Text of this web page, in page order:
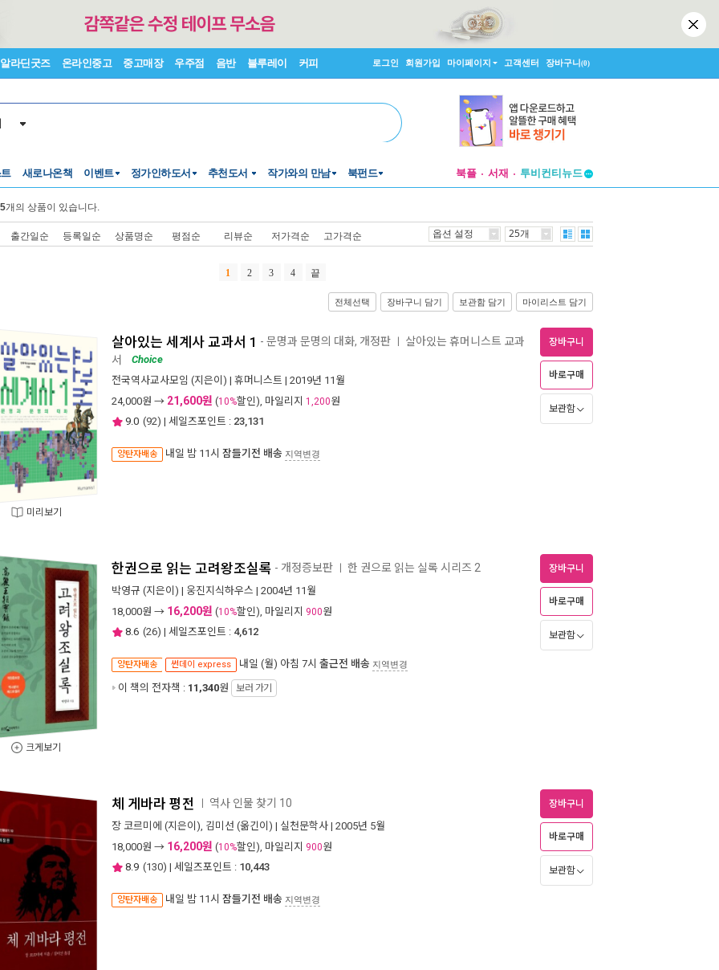
알라딘굿즈 온라인중고 중고매장 우주점 음반 블루레이 커피 로그인 회원가입 마이페이지 고객센터 장바구니(0)
새로나온책 이벤트 정가인하도서 추천도서 작가와의 만남 북펀드 북플 서재
창작플랫폼
개의 상품이 있습니다.
출간일순 등록일순 상품명순 평점순 리뷰순 저가격순 고가격순 옵션 설정 25개
1 2 3 4 끝
전체선택 장바구니 담기 보관함 담기 마이리스트 담기
미리보기
살아있는 세계사 교과서 1 - 문명과 문명의 대화, 개정판 살아있는 휴머니스트 교과
서
Choice
전국역사교사모임 (지은이) | 휴머니스트 | 2019년 11월
24,000원 → 21,600원 (10%할인), 마일리지 1,200원
9.0 (92) | 세일즈포인트 : 23,131
양탄자배송 내일 밤 11시 잠들기전 배송 지역변경
장바구니
바로구매
보관함
크게보기
한권으로 읽는 고려왕조실록 - 개정증보판 한 권으로 읽는 실록 시리즈 2
박영규 (지은이) | 웅진지식하우스 | 2004년 11월
18,000원 → 16,200원 (10%할인), 마일리지 900원
8.6 (26) | 세일즈포인트 : 4,612
양탄자배송 썬데이 express 내일 (월) 아침 7시 출근전 배송 지역변경
이 책의 전자책 : 11,340원 보러 가기
장바구니
바로구매
보관함
체 게바라 평전 역사 인물 찾기 10
장 코르미에 (지은이), 김미선 (옮긴이) | 실천문학사 | 2005년 5월
18,000원 → 16,200원 (10%할인), 마일리지 900원
8.9 (130) | 세일즈포인트 : 10,443
양탄자배송 내일 밤 11시 잠들기전 배송 지역변경
장바구니
바로구매
보관함